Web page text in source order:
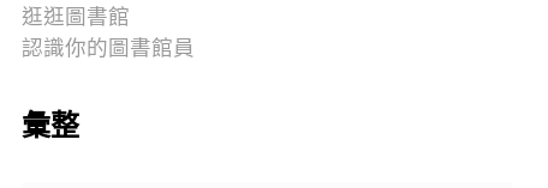
逛逛圖書館
認識你的圖書館員
彙整